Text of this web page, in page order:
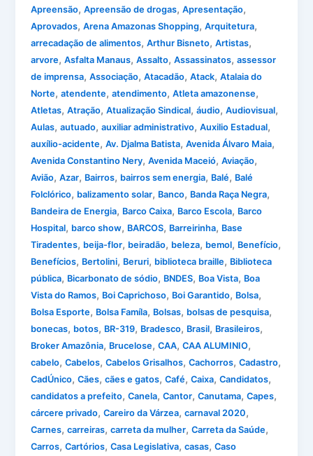
Apreensão,Apreensão de drogas,Apresentação,
Aprovados,Arena Amazonas Shopping,Arquitetura,
arrecadação de alimentos,Arthur Bisneto,Artistas,
arvore,Asfalta Manaus,Assalto,Assassinatos,assessor
de imprensa,Associação,Atacadão,Atack,Atalaia do
Norte,atendente,atendimento,Atleta amazonense,
Atletas,Atração,Atualização Sindical,áudio,Audiovisual,
Aulas,autuado,auxiliar administrativo,Auxilio Estadual,
auxílio-acidente,Av. Djalma Batista,Avenida Álvaro Maia,
Avenida Constantino Nery,Avenida Maceió,Aviação,
Avião,Azar, Bairros, bairros sem energia, Balé, Balé
Folclórico, balizamento solar, Banco, Banda Raça Negra,
Bandeira de Energia, Barco Caixa, Barco Escola, Barco
Hospital, barco show, BARCOS, Barreirinha, Base
Tiradentes, beija-flor, beiradão, beleza, bemol, Benefício,
Benefícios, Bertolini, Beruri, biblioteca braille, Biblioteca
pública, Bicarbonato de sódio, BNDES, Boa Vista, Boa
Vista do Ramos, Boi Caprichoso, Boi Garantido, Bolsa,
Bolsa Esporte, Bolsa Famíla, Bolsas, bolsas de pesquisa,
bonecas, botos, BR-319, Bradesco, Brasil, Brasileiros,
Broker Amazônia, Brucelose,CAA,CAA ALUMINIO,
cabelo,Cabelos,Cabelos Grisalhos,Cachorros,Cadastro,
CadÚnico,Cães,cães e gatos,Café,Caixa,Candidatos,
candidatos a prefeito,Canela,Cantor,Canutama,Capes,
cárcere privado,Careiro da Várzea,carnaval 2020,
Carnes,carreiras,carreta da mulher,Carreta da Saúde,
Carros,Cartórios,Casa Legislativa,casas,Caso